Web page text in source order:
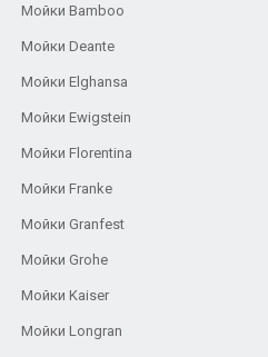
Мойки Bamboo
Мойки Deante
Мойки Elghansa
Мойки Ewigstein
Мойки Florentina
Мойки Franke
Мойки Granfest
Мойки Grohe
Мойки Kaiser
Мойки Longran